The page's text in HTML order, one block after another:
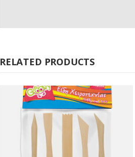
RELATED PRODUCTS